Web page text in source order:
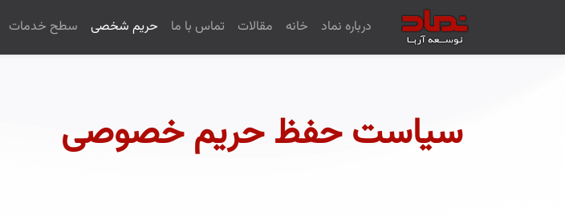
درباره نماد خانه مقالات تماس با ما حریم شخصی سطح خدمات
سیاست حفظ حریم خصوصی